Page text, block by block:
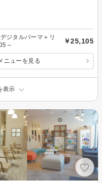
ジタルパーマ＋リ
～
￥25,105
ニューを見る
表示